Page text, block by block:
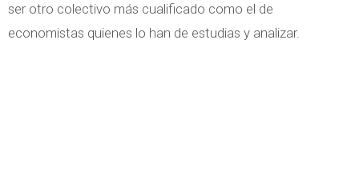
ser otro colectivo más cualificado como el de
economistas quienes lo han de estudias y analizar.